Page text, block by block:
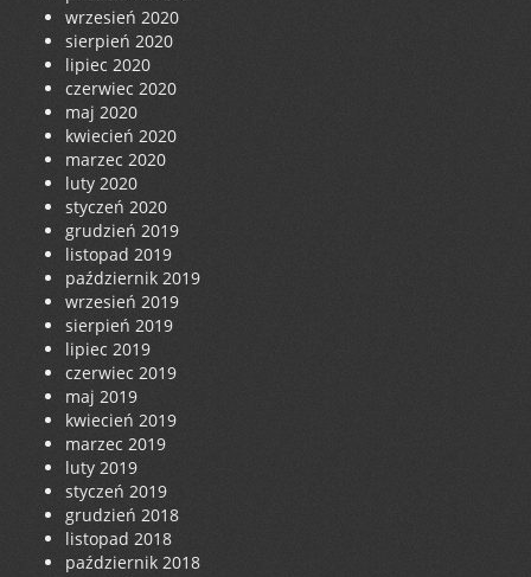
wrzesień 2020
sierpień 2020
lipiec 2020
czerwiec 2020
maj 2020
kwiecień 2020
marzec 2020
luty 2020
styczeń 2020
grudzień 2019
listopad 2019
październik 2019
wrzesień 2019
sierpień 2019
lipiec 2019
czerwiec 2019
maj 2019
kwiecień 2019
marzec 2019
luty 2019
styczeń 2019
grudzień 2018
listopad 2018
październik 2018